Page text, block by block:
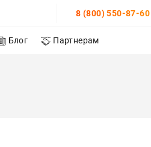
8 (800) 550-87-60
Блог Партнерам